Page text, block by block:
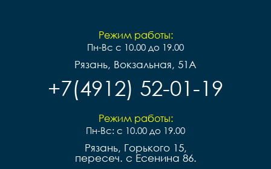
Режим работы:
Пн-Вс с 10.00 до 19.00
Рязань, Вокзальная, 51А
+7(4912) 52-01-19
Режим работы:
Пн-Вс: с 10.00 до 19.00
Рязань, Горького 15,
пересеч. с Есенина 86.